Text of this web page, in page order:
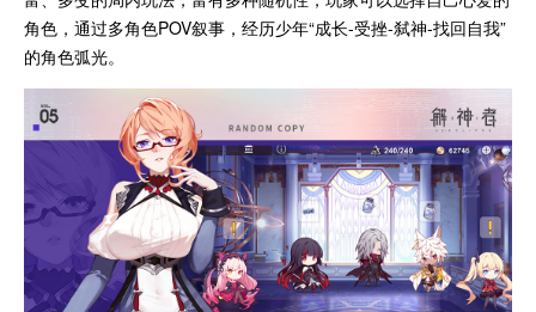
角色，通过多角色POV叙事，经历少年“成长-受挫-弑神-找回自我”
的角色弧光。